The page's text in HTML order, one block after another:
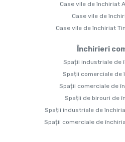
Case vile de închiriat
Case vile de
Case vile de închiriat
Închirieri
Spații industriale de
Spații comerciale de
Spații comerciale de
Spații de birouri de
Spații industriale de
Spații comerciale de